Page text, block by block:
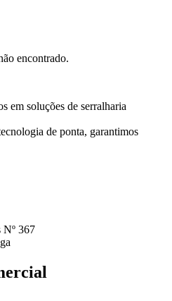
encontrado.
em soluções de serralharia
de ponta, garantimos
Nº 367